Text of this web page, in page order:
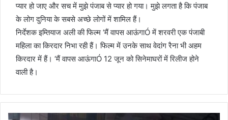
प्यार हो जाए और सच में मुझे पंजाब से प्यार हो गया। मुझे लगता है कि पंजाब
के लोग दुनिया के सबसे अच्छे लोगों में शामिल हैं।
निर्देशक इम्तियाज अली की फिल्म ‘मैं वापस आऊंगाÓ में शरवरी एक पंजाबी
महिला का किरदार निभा रही हैं। फिल्म में उनके साथ वेदांग रैना भी अहम
किरदार में हैं। ‘मैं वापस आऊंगाÓ 12 जून को सिनेमाघरों में रिलीज होने
वाली है।